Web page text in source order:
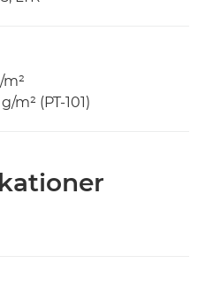
m² (PT-101)